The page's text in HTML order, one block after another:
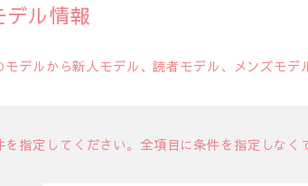
デル情報
モデルから新人モデル、読者モデル、メンズモ
を指定してください。全項目に条件を指定しなく